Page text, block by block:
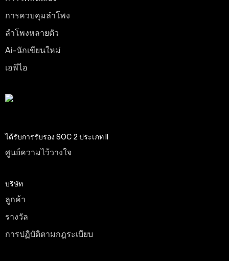
การควบคุมลําโพง
ลําโพงหลายตัว
Ai-นักเขียนใหม่
เอพีไอ
ได้รับการรับรอง SOC 2 ประเภท II
ศูนย์ความไว้วางใจ
บริษัท
ลูกค้า
รางวัล
การปฏิบัติตามกฎระเบียบ